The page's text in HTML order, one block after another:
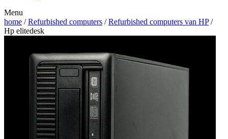
Menu
home /Refurbished computers /Refurbished computers van HP/
Hp elitedesk